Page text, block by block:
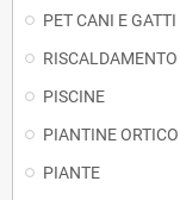
PET CANI E GATTI
RISCALDAMENTO
PISCINE
PIANTINE
PIANTE